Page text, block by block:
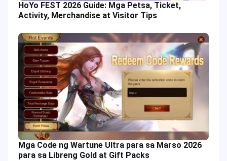
HoYo FEST 2026 Guide: Mga Petsa, Ticket,
Activity, Merchandise at Visitor Tips
Mga Code ng Wartune Ultra para sa Marso 2026
para sa Libreng Gold at Gift Packs